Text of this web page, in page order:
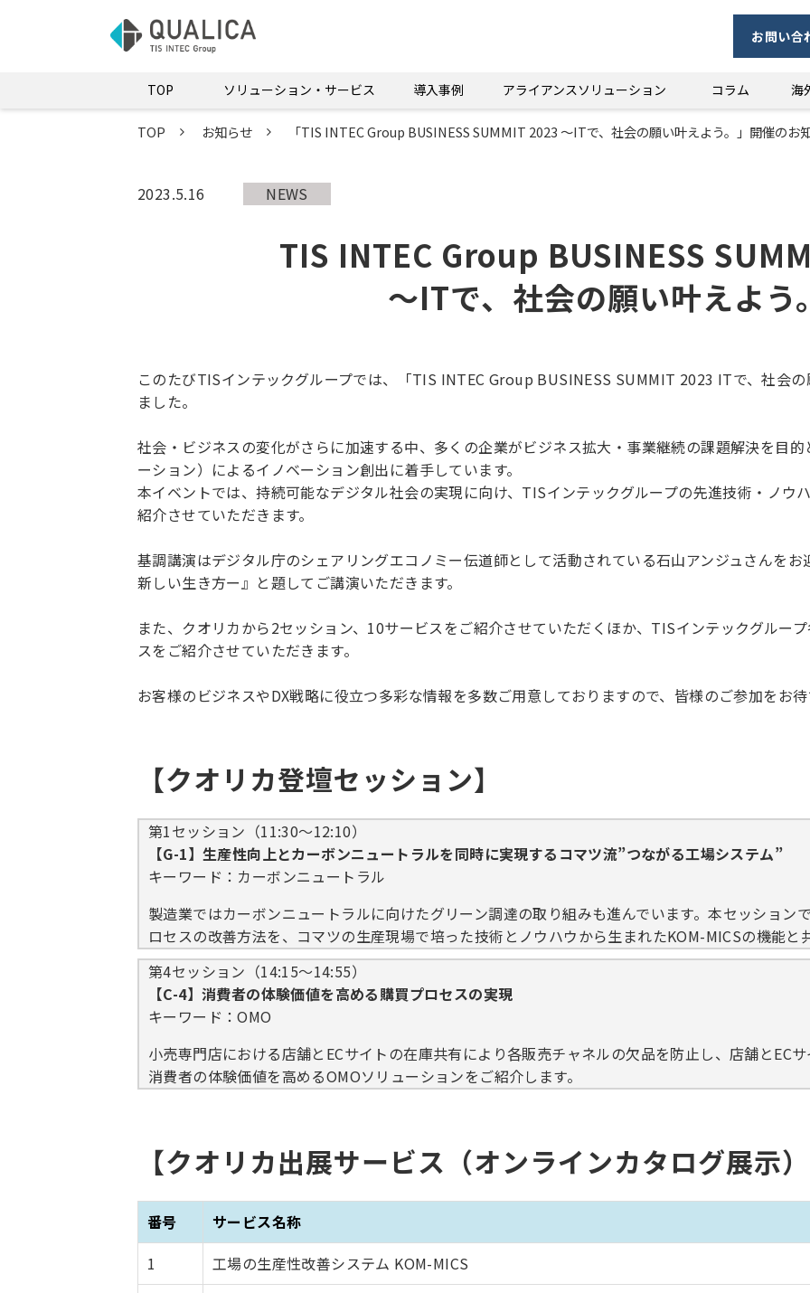
お問い合
TOP ソリューション・サービス 導入事例 アライアンスソリューション コラム 海
TOP お知らせ 「TIS INTEC Group BUSINESS SUMMIT 2023 ～ITで、社会の願い叶えよう。」開催のお
2023.5.16 NEWS
TIS INTEC Group BUSINESS
～ITで、社会の願い叶えよう
このたびTISインテックグループでは、「TIS INTEC Group BUSINESS SUMMIT 2023 ITで、社会
ました。
社会・ビジネスの変化がさらに加速する中、多くの企業がビジネス拡大・事業継続の課題解決を目
ーション）によるイノベーション創出に着手しています。
本イベントでは、持続可能なデジタル社会の実現に向け、TISインテックグループの先進技術・ノウ
紹介させていただきます。
基調講演はデジタル庁のシェアリングエコノミー伝道師として活動されている石山アンジュさんを
新しい生き方ー』と題してご講演いただきます。
また、クオリカから2セッション、10サービスをご紹介させていただくほか、TISインテックグルー
スをご紹介させていただきます。
お客様のビジネスやDX戦略に役立つ多彩な情報を多数ご用意しておりますので、皆様のご参加をお
【クオリカ登壇セッション】
第1セッション（11:30～12:10）
【G-1】生産性向上とカーボンニュートラルを同時に実現するコマツ流”つながる工場システム”
キーワード：カーボンニュートラル
製造業ではカーボンニュートラルに向けたグリーン調達の取り組みも進んでいます。本セッション
ロセスの改善方法を、コマツの生産現場で培った技術とノウハウから生まれたKOM-MICSの機能と
第4セッション（14:15～14:55）
【C-4】消費者の体験価値を高める購買プロセスの実現
キーワード：OMO
小売専門店における店舗とECサイトの在庫共有により各販売チャネルの欠品を防止し、店舗とEC
消費者の体験価値を高めるOMOソリューションをご紹介します。
【クオリカ出展サービス（オンラインカタログ展示
番号
サービス名称
1
工場の生産性改善システム KOM-MICS